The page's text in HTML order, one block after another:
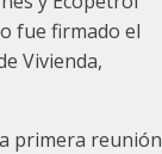
fue firmado el
Vivienda,
primera reunión